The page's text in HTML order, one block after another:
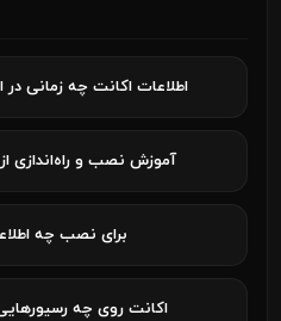
اطلاعات اکانت چه زمانی در
آموزش نصب و راه‌اندازی
برای نصب چه
اکانت روی چه